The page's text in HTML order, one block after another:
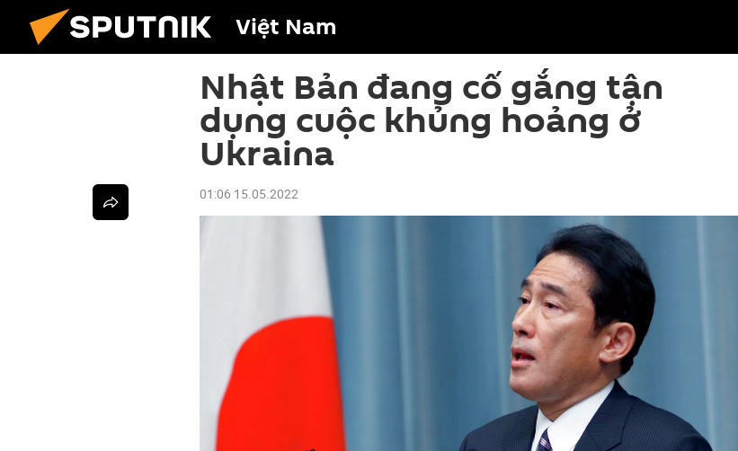
Việt Nam
Nhật Bản đang cố gắng tận
dụng cuộc khủng hoảng ở
Ukraina
01:06 15.05.2022